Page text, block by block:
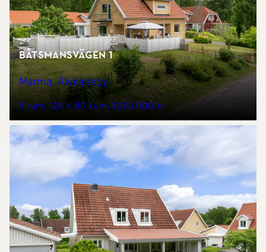
Båtsmansvägen 1
Marma, Älvkarleby
5 rum 124 + 80 kvm 1 295 000 kr